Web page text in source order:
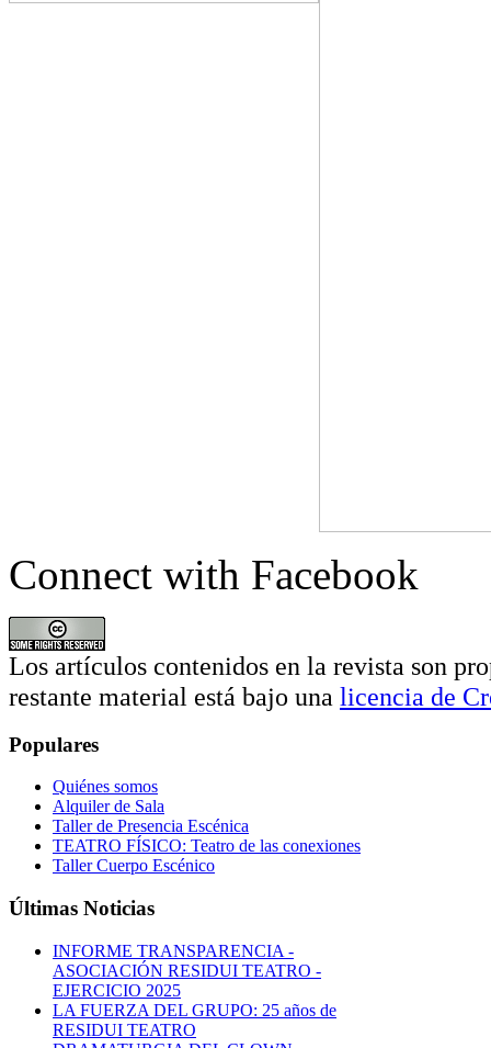
Connect with Facebook
Los artículos contenidos en la revista son
restante material está bajo una licencia de
Populares
Quiénes somos
Alquiler de Sala
Taller de Presencia Escénica
TEATRO FÍSICO: Teatro de las conexiones
Taller Cuerpo Escénico
Últimas Noticias
INFORME TRANSPARENCIA -
ASOCIACIÓN RESIDUI TEATRO -
EJERCICIO 2025
LA FUERZA DEL GRUPO: 25 años de
RESIDUI TEATRO